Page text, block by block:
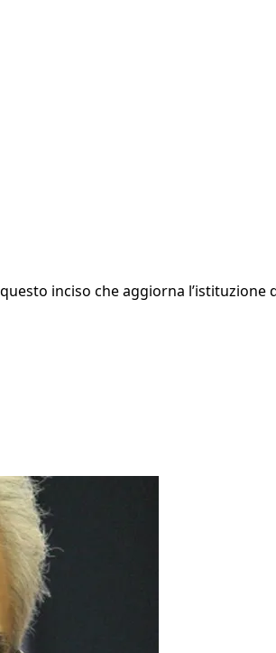
inciso che aggiorna